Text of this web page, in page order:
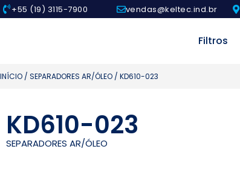
+55 (19) 3115-7900 vendas@keltec.ind.br
Filtros
INÍCIO / SEPARADORES AR/ÓLEO / KD610-023
KD610-023
SEPARADORES AR/ÓLEO